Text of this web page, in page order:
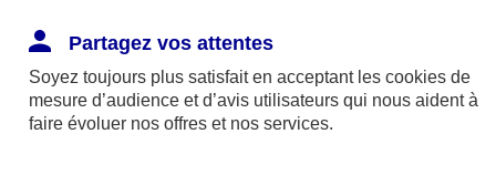
Partagez vos attentes
Soyez toujours plus satisfait en acceptant les cookies de
mesure d’audience et d’avis utilisateurs qui nous aident à
faire évoluer nos offres et nos services.